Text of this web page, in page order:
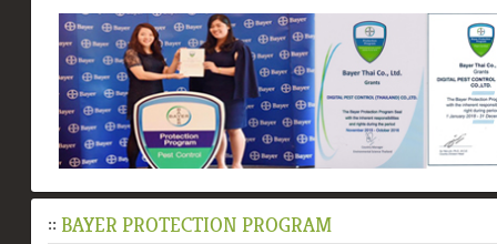
:: BAYER PROTECTION PROGRAM